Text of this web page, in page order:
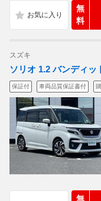
無
料
スズキ
ソリオ 1.2 バンディ
保証付 車両品質保証書付
無